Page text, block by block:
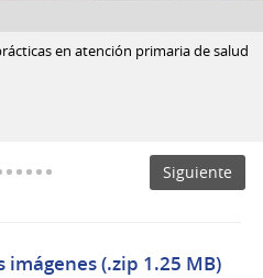
en atención primaria de salud
Siguiente
imágenes (.zip 1.25 MB)